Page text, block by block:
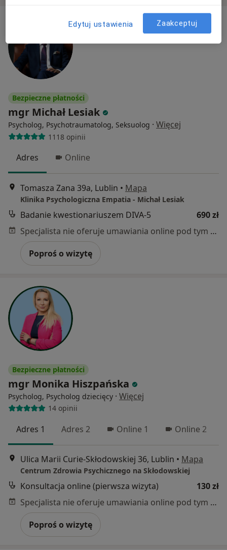
Bezpieczne płatności
mgr Michał Lesiak
Psycholog, Psychotraumatolog, Seksuolog · Więcej
1118 opinii
Adres Online
Tomasza Zana 39a, Lublin • Mapa
Klinika Psychologiczna Empatia - Michał Lesiak
Badanie kwestionariuszem DIVA-5
690 zł
Specjalista nie oferuje umawiania online pod tym adresem.
Poproś o wizytę
Bezpieczne płatności
mgr Monika Hiszpańska
Psycholog, Psycholog dziecięcy · Więcej
14 opinii
Adres 1 Adres 2 Online 1 Online 2
Ulica Marii Curie-Skłodowskiej 36, Lublin • Mapa
Centrum Zdrowia Psychicznego na Skłodowskiej
Konsultacja online (pierwsza wizyta)
130 zł
Specjalista nie oferuje umawiania online pod tym adresem.
Poproś o wizytę
Edytuj ustawienia Zaakceptuj